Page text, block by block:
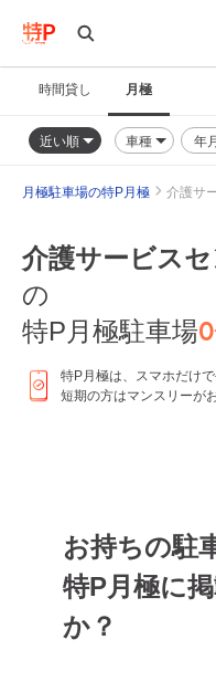
時間貸し 月極
近い順 車種 年
月極駐車場の特P月極 介護サ
介護サービス
の
特P月極駐車場0
特P月極は、スマホだけ
短期の方はマンスリーが
お持ちの駐
特P月極に
か？